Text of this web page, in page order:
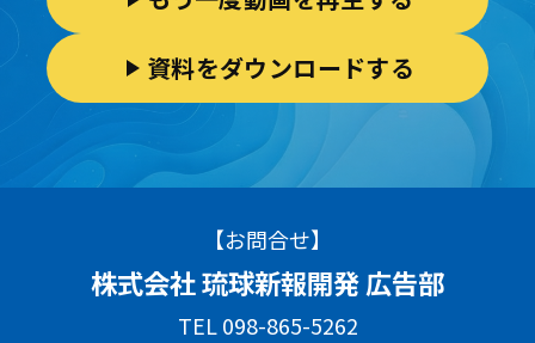
資料をダウンロードする
【お問合せ】
株式会社 琉球新報開発 広告部
TEL 098-865-5262